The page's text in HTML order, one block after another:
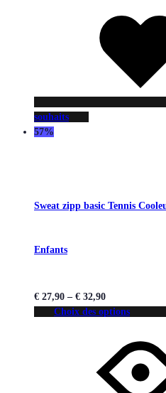
souhaits
57%
Sweat zipp basic Tennis
Enfants
€ 27,90 – € 32,90
Choix des options